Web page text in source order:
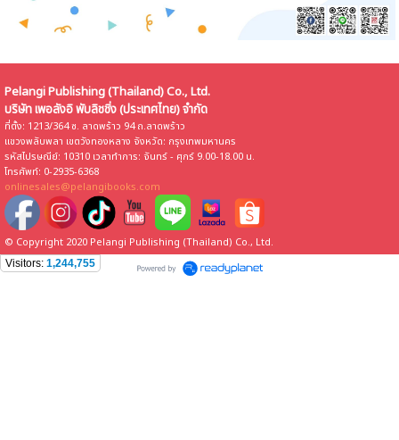
Pelangi Publishing (Thailand) Co., Ltd.
บริษัท เพอลังอิ พับลิชชิ่ง (ประเทศไทย) จำกัด
ที่ตั้ง: 1213/364 ซ. ลาดพร้าว 94 ถ.ลาดพร้าว
แขวงพลับพลา เขตวังทองหลาง จังหวัด: กรุงเทพมหานคร
รหัสไปรษณีย์: 10310 เวลาทำการ: จันทร์ - ศุกร์ 9.00-18.00 น.
โทรศัพท์: 0-2935-6368
onlinesales@pelangibooks.com
© Copyright 2020 Pelangi Publishing (Thailand) Co., Ltd.
Visitors: 1,244,755